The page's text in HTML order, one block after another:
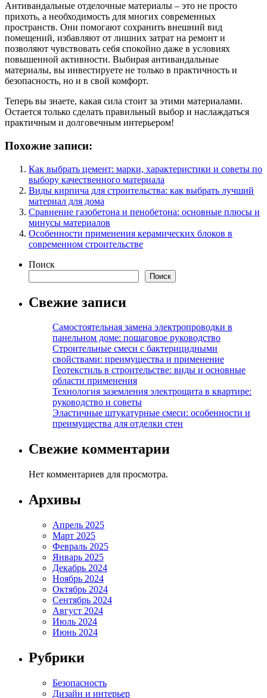
Антивандальные отделочные материалы – это не просто
прихоть, а необходимость для многих современных
пространств. Они помогают сохранить внешний вид
помещений, избавляют от лишних затрат на ремонт и
позволяют чувствовать себя спокойно даже в условиях
повышенной активности. Выбирая антивандальные
материалы, вы инвестируете не только в практичность и
безопасность, но и в свой комфорт.
Теперь вы знаете, какая сила стоит за этими материалами.
Остается только сделать правильный выбор и наслаждаться
практичным и долговечным интерьером!
Похожие записи:
Как выбрать цемент: марки, характеристики и советы по
выбору качественного материала
Виды кирпича для строительства: как выбрать лучший
материал для дома
Сравнение газобетона и пенобетона: основные плюсы и
минусы материалов
Особенности применения керамических блоков в
современном строительстве
Поиск
Поиск
Свежие записи
Самостоятельная замена электропроводки в
панельном доме: пошаговое руководство
Строительные смеси с бактерицидными
свойствами: преимущества и применение
Геотекстиль в строительстве: виды и основные
области применения
Технология заземления электрощита в квартире:
руководство и советы
Эластичные штукатурные смеси: особенности и
преимущества для отделки стен
Свежие комментарии
Нет комментариев для просмотра.
Архивы
Апрель 2025
Март 2025
Февраль 2025
Январь 2025
Декабрь 2024
Ноябрь 2024
Октябрь 2024
Сентябрь 2024
Август 2024
Июль 2024
Июнь 2024
Рубрики
Безопасность
Дизайн и интерьер